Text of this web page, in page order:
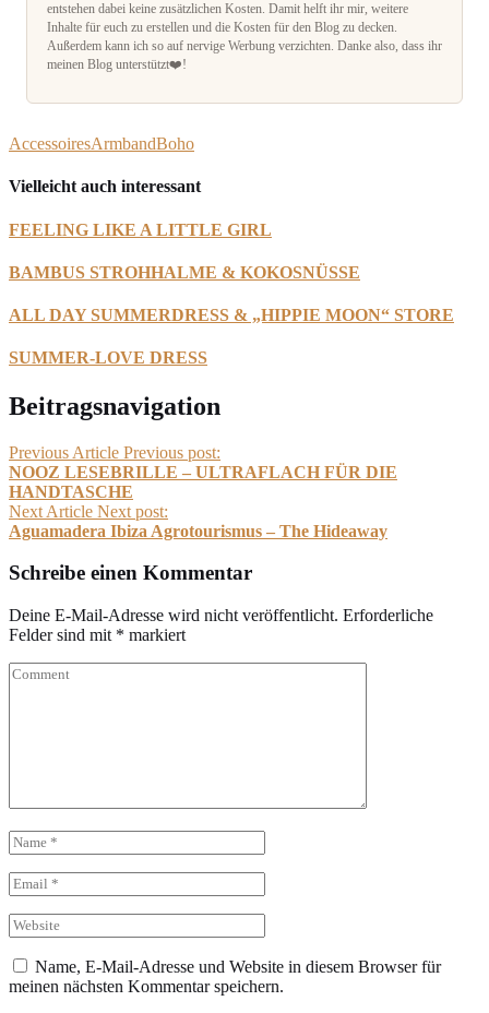
entstehen dabei keine zusätzlichen Kosten. Damit helft ihr mir, weitere
Inhalte für euch zu erstellen und die Kosten für den Blog zu decken.
Außerdem kann ich so auf nervige Werbung verzichten. Danke also, dass ihr
meinen Blog unterstützt❤️!
AccessoiresArmbandBoho
Vielleicht auch interessant
FEELING LIKE A LITTLE GIRL
BAMBUS STROHHALME & KOKOSNÜSSE
ALL DAY SUMMERDRESS & „HIPPIE MOON“ STORE
SUMMER-LOVE DRESS
Beitragsnavigation
Previous Article Previous post:
NOOZ LESEBRILLE – ULTRAFLACH FÜR DIE
HANDTASCHE
Next Article Next post:
Aguamadera Ibiza Agrotourismus – The Hideaway
Schreibe einen Kommentar
Deine E-Mail-Adresse wird nicht veröffentlicht. Erforderliche
Felder sind mit * markiert
Name, E-Mail-Adresse und Website in diesem Browser für
meinen nächsten Kommentar speichern.